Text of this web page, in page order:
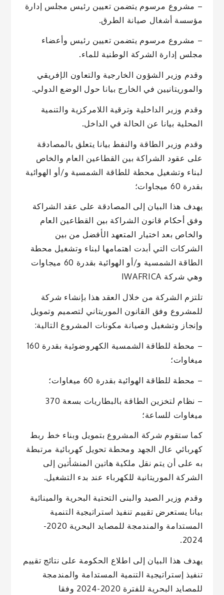
– مشروع مرسوم يتضمن تعيين رئيس مجلس إدارة
مؤسسة أشغال صيانة الطرق.
– مشروع مرسوم يتضمن تعيين رئيس وأعضاء
مجلس إدارة الشركة الوطنية للماء.
وقدم وزير الشؤون الخارجية والتعاون الإفريقي
والموريتانيين في الخارج بيانا حول الوضع الدولي.
وقدم وزير الداخلية وترقية اللامركزية والتنمية
المحلية بيانا عن الحالة في الداخل.
وقدم وزير الطاقة والنفط بيانا يتعلق بالمصادقة
على عقود الشراكة بين القطاعين العام والخاص
لبناء وتشغيل محطة للطاقة الشمسية و/أو الهوائية
بقدرة 60 ميجاوات؛
يهدف هذا البيان إلى المصادقة على عقد الشراكة
وفق أحكام قانون الشراكة بين القطاعين العام
والخاص بعد اختيار المتعهد الأفضل من بين
الشركات التي أبدت اهتمامها لبناء وتشغيل محطة
الطاقة الشمسية و/أو الهوائية بقدرة 60 ميجاوات
وهي شركة IWAFRICA
تلتزم الشركة من خلال العقد هذا بإنشاء شركة
للمشروع وفق القانون الموريتاني لتصميم وتمويل
وإنجاز وتشغيل وصيانة مكونات المشروع التالية:
– محطة للطاقة الشمسية الكهروضوئية بقدرة 160
ميغاوات؛
– محطة للطاقة الهوائية بقدرة 60 ميغاوات؛
– نظام لتخزين الطاقة بالبطاريات بسعة 370
ميغاوات للساعة؛
كما ستقوم شركة المشروع بتمويل وبناء خط ربط
كهربائي عال الجهد ومحطة تحويل كهربائية مرتبطة
به على أن يتم نقل ملكية هاتين المنشأتين إلى
الشركة الموريتانية للكهرباء عند بدء التشغيل.
وقدم وزير الصيد والبنى التحتية البحرية والمينائية
بيانا يستعرض تقييم تنفيذ استراتيجية التنمية
المستدامة والمندمجة للمصايد البحرية 2020-
2024.
يهدف هذا البيان إلى اطلاع الحكومة على نتائج تقييم
تنفيذ إستراتيجية التنمية المستدامة والمندمجة
للمصايد البحرية للفترة 2020-2024 وفقا